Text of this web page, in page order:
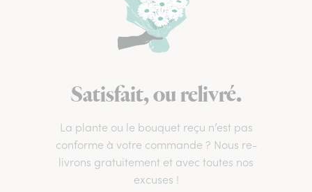
Satisfait, ou relivré.
La plante ou le bouquet reçu n’est pas
conforme à votre commande ? Nous re-
livrons gratuitement et avec toutes nos
excuses !